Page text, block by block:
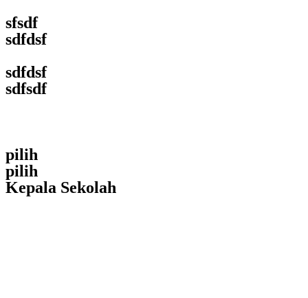
sfsdf
sdfdsf
sdfdsf
sdfsdf
pilih
pilih
Kepala Sekolah